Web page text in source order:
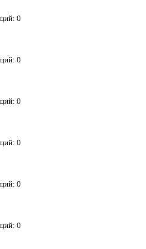
0
0
0
0
0
0